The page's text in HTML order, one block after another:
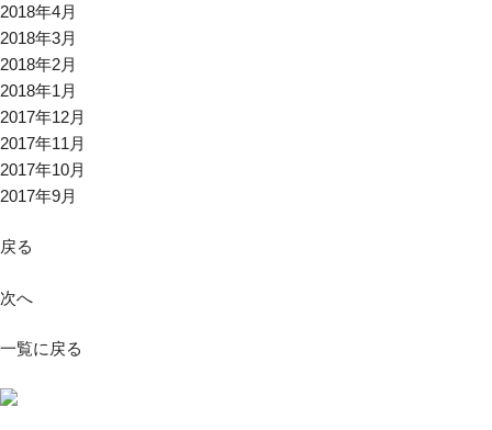
2018年4月
2018年3月
2018年2月
2018年1月
2017年12月
2017年11月
2017年10月
2017年9月
戻る
次へ
一覧に戻る